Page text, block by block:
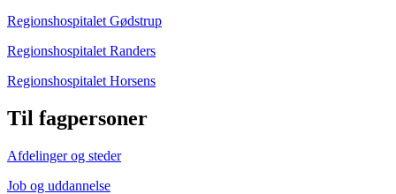
Regionshospitalet Gødstrup
Regionshospitalet Randers
Regionshospitalet Horsens
Til fagpersoner
Afdelinger og steder
Job og uddannelse